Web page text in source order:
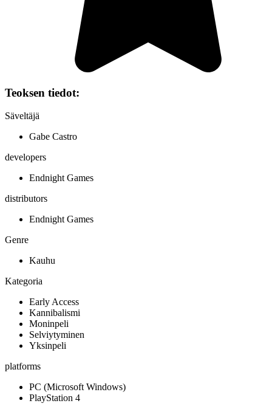
Teoksen tiedot:
Säveltäjä
Gabe Castro
developers
Endnight Games
distributors
Endnight Games
Genre
Kauhu
Kategoria
Early Access
Kannibalismi
Moninpeli
Selviytyminen
Yksinpeli
platforms
PC (Microsoft Windows)
PlayStation 4